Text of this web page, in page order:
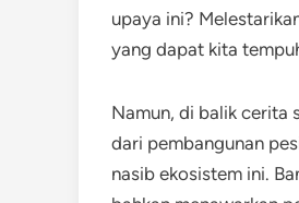
upaya ini?
yang dapat kita
Namun, di balik cerita
dari pembangunan
nasib ekosistem ini.